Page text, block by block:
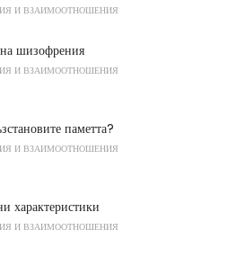
И ВЗАИМООТНОШЕНИЯ
шизофрения
И ВЗАИМООТНОШЕНИЯ
паметта?
И ВЗАИМООТНОШЕНИЯ
характеристики
И ВЗАИМООТНОШЕНИЯ